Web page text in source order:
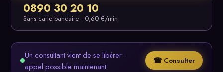
0890 30 20 10
Sans carte bancaire · 0,60 €/min
Un consultant vient de se libérer ·
appel possible maintenant
☎ Consulter